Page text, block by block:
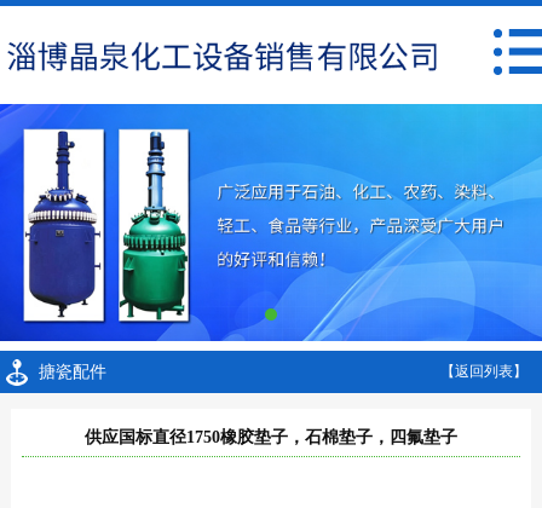
搪瓷配件 【返回列表】
供应国标直径1750橡胶垫子，石棉垫子，四氟垫子